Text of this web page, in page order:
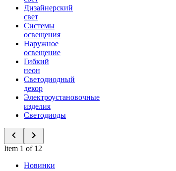
Дизайнерский
свет
Системы
освещения
Наружное
освещение
Гибкий
неон
Светодиодный
декор
Электроустановочные
изделия
Светодиоды
Item 1 of 12
Новинки